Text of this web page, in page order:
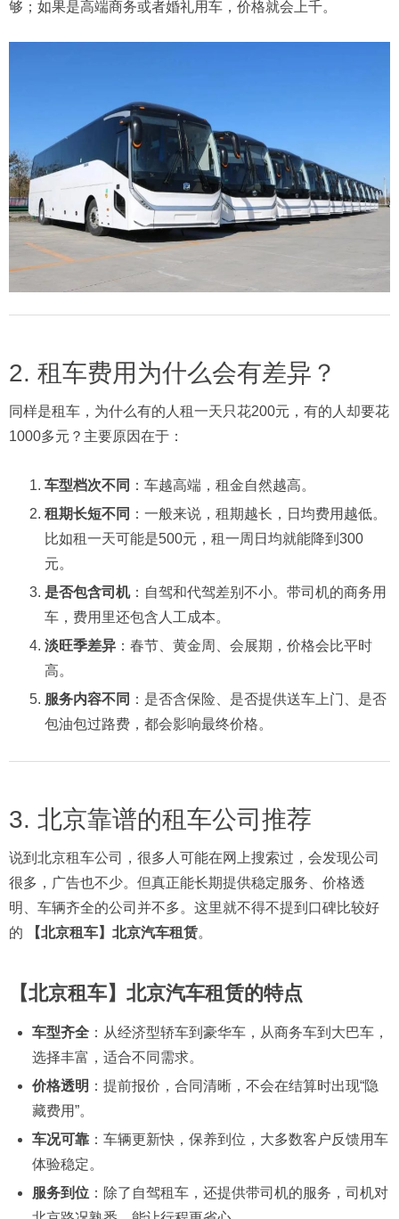
够；如果是高端商务或者婚礼用车，价格就会上千。
2. 租车费用为什么会有差异？
同样是租车，为什么有的人租一天只花200元，有的人却要花
1000多元？主要原因在于：
车型档次不同 ：车越高端，租金自然越高。
租期长短不同 ：一般来说，租期越长，日均费用越低。
比如租一天可能是500元，租一周日均就能降到300
元。
是否包含司机：自驾和代驾差别不小。带司机的商务用
车，费用里还包含人工成本。
淡旺季差异 ：春节、黄金周、会展期，价格会比平时
高。
服务内容不同 ：是否含保险、是否提供送车上门、是否
包油包过路费，都会影响最终价格。
3. 北京靠谱的租车公司推荐
说到北京租车公司，很多人可能在网上搜索过，会发现公司
很多，广告也不少。但真正能长期提供稳定服务、价格透
明、车辆齐全的公司并不多。这里就不得不提到口碑比较好
的
【北京租车】北京汽车租赁。
【北京租车】北京汽车租赁的特点
车型齐全：从经济型轿车到豪华车，从商务车到大巴车，
选择丰富，适合不同需求。
价格透明 ：提前报价，合同清晰，不会在结算时出现“隐
藏费用”。
车况可靠：车辆更新快，保养到位，大多数客户反馈用车
体验稳定。
服务到位：除了自驾租车，还提供带司机的服务，司机对